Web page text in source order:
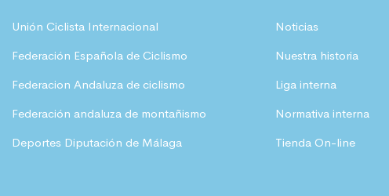
Unión Ciclista Internacional
Federación Española de Ciclismo
Federacion Andaluza de ciclismo
Federación andaluza de montañismo
Deportes Diputación de Málaga
Noticias
Nuestra historia
Liga interna
Normativa interna
Tienda On-line